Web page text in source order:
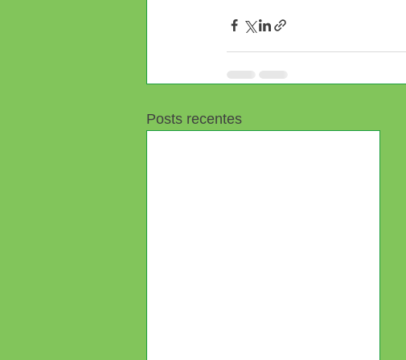
Posts recentes